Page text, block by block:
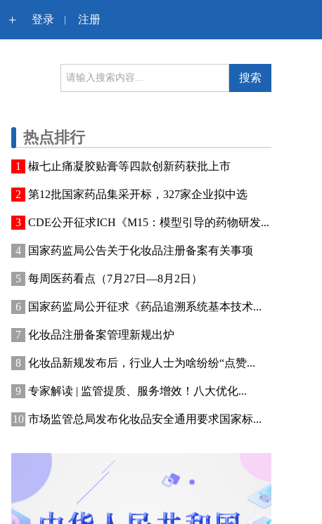
+ 登录 | 注册
搜索
热点排行
椒七止痛凝胶贴膏等四款创新药获批上市
第12批国家药品集采开标，327家企业拟中选
CDE公开征求ICH《M15：模型引导的药物研发...
国家药监局公告关于化妆品注册备案有关事项
每周医药看点（7月27日—8月2日）
国家药监局公开征求《药品追溯系统基本技术...
化妆品注册备案管理新规出炉
化妆品新规发布后，行业人士为啥纷纷“点赞...
专家解读 | 监管提质、服务增效！八大优化...
市场监管总局发布化妆品安全通用要求国家标...